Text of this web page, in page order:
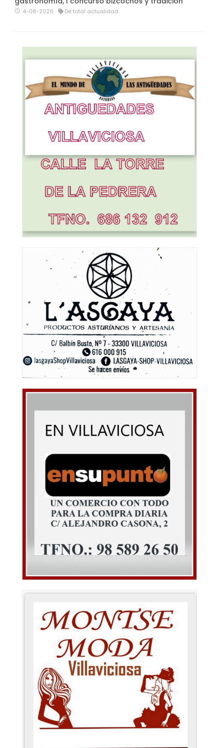
4-08-2026 De total actualidad